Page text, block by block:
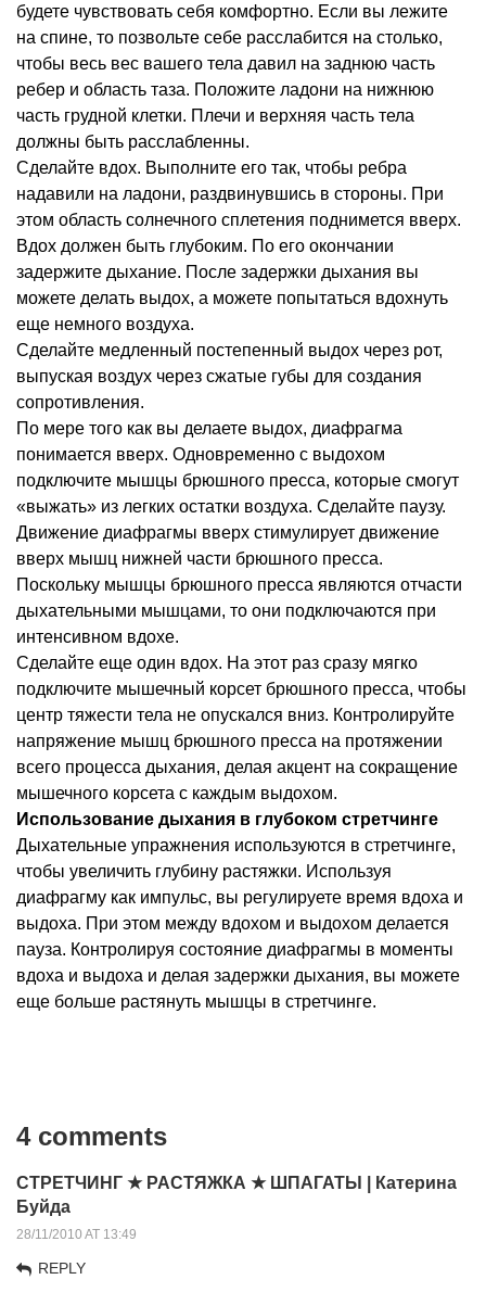
будете чувствовать себя комфортно. Если вы лежите
на спине, то позвольте себе расслабится на столько,
чтобы весь вес вашего тела давил на заднюю часть
ребер и область таза. Положите ладони на нижнюю
часть грудной клетки. Плечи и верхняя часть тела
должны быть расслабленны.
Сделайте вдох. Выполните его так, чтобы ребра
надавили на ладони, раздвинувшись в стороны. При
этом область солнечного сплетения поднимется вверх.
Вдох должен быть глубоким. По его окончании
задержите дыхание. После задержки дыхания вы
можете делать выдох, а можете попытаться вдохнуть
еще немного воздуха.
Сделайте медленный постепенный выдох через рот,
выпуская воздух через сжатые губы для создания
сопротивления.
По мере того как вы делаете выдох, диафрагма
понимается вверх. Одновременно с выдохом
подключите мышцы брюшного пресса, которые смогут
«выжать» из легких остатки воздуха. Сделайте паузу.
Движение диафрагмы вверх стимулирует движение
вверх мышц нижней части брюшного пресса.
Поскольку мышцы брюшного пресса являются отчасти
дыхательными мышцами, то они подключаются при
интенсивном вдохе.
Сделайте еще один вдох. На этот раз сразу мягко
подключите мышечный корсет брюшного пресса, чтобы
центр тяжести тела не опускался вниз. Контролируйте
напряжение мышц брюшного пресса на протяжении
всего процесса дыхания, делая акцент на сокращение
мышечного корсета с каждым выдохом.
Использование дыхания в глубоком стретчинге
Дыхательные упражнения используются в стретчинге,
чтобы увеличить глубину растяжки. Используя
диафрагму как импульс, вы регулируете время вдоха и
выдоха. При этом между вдохом и выдохом делается
пауза. Контролируя состояние диафрагмы в моменты
вдоха и выдоха и делая задержки дыхания, вы можете
еще больше растянуть мышцы в стретчинге.
4 comments
СТРЕТЧИНГ ★ РАСТЯЖКА ★ ШПАГАТЫ | Катерина
Буйда
28/11/2010 AT 13:49
REPLY